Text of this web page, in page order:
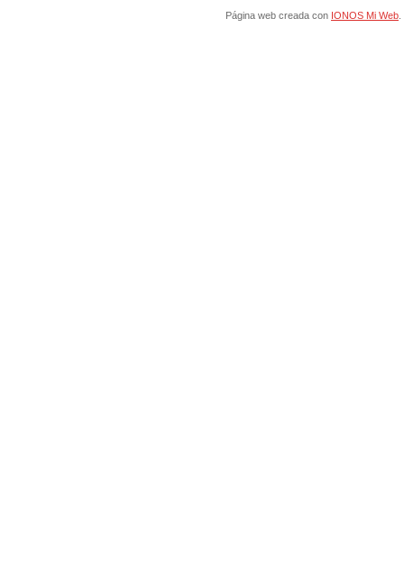
Página web creada con IONOS Mi Web